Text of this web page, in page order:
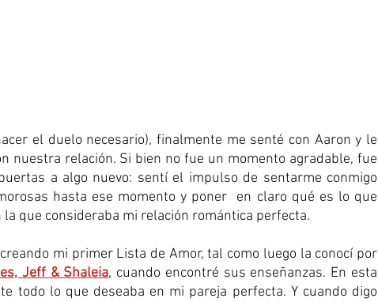
el duelo necesario), finalmente me senté con Aaron y le
nuestra relación. Si bien no fue un momento agradable, fue
a algo nuevo: sentí el impulso de sentarme conmigo
hasta ese momento y poner  en claro qué es lo que
que consideraba mi relación romántica perfecta.
mi primer Lista de Amor, tal como luego la conocí por
Jeff & Shaleia, cuando encontré sus enseñanzas. En esta
todo lo que deseaba en mi pareja perfecta. Y cuando digo